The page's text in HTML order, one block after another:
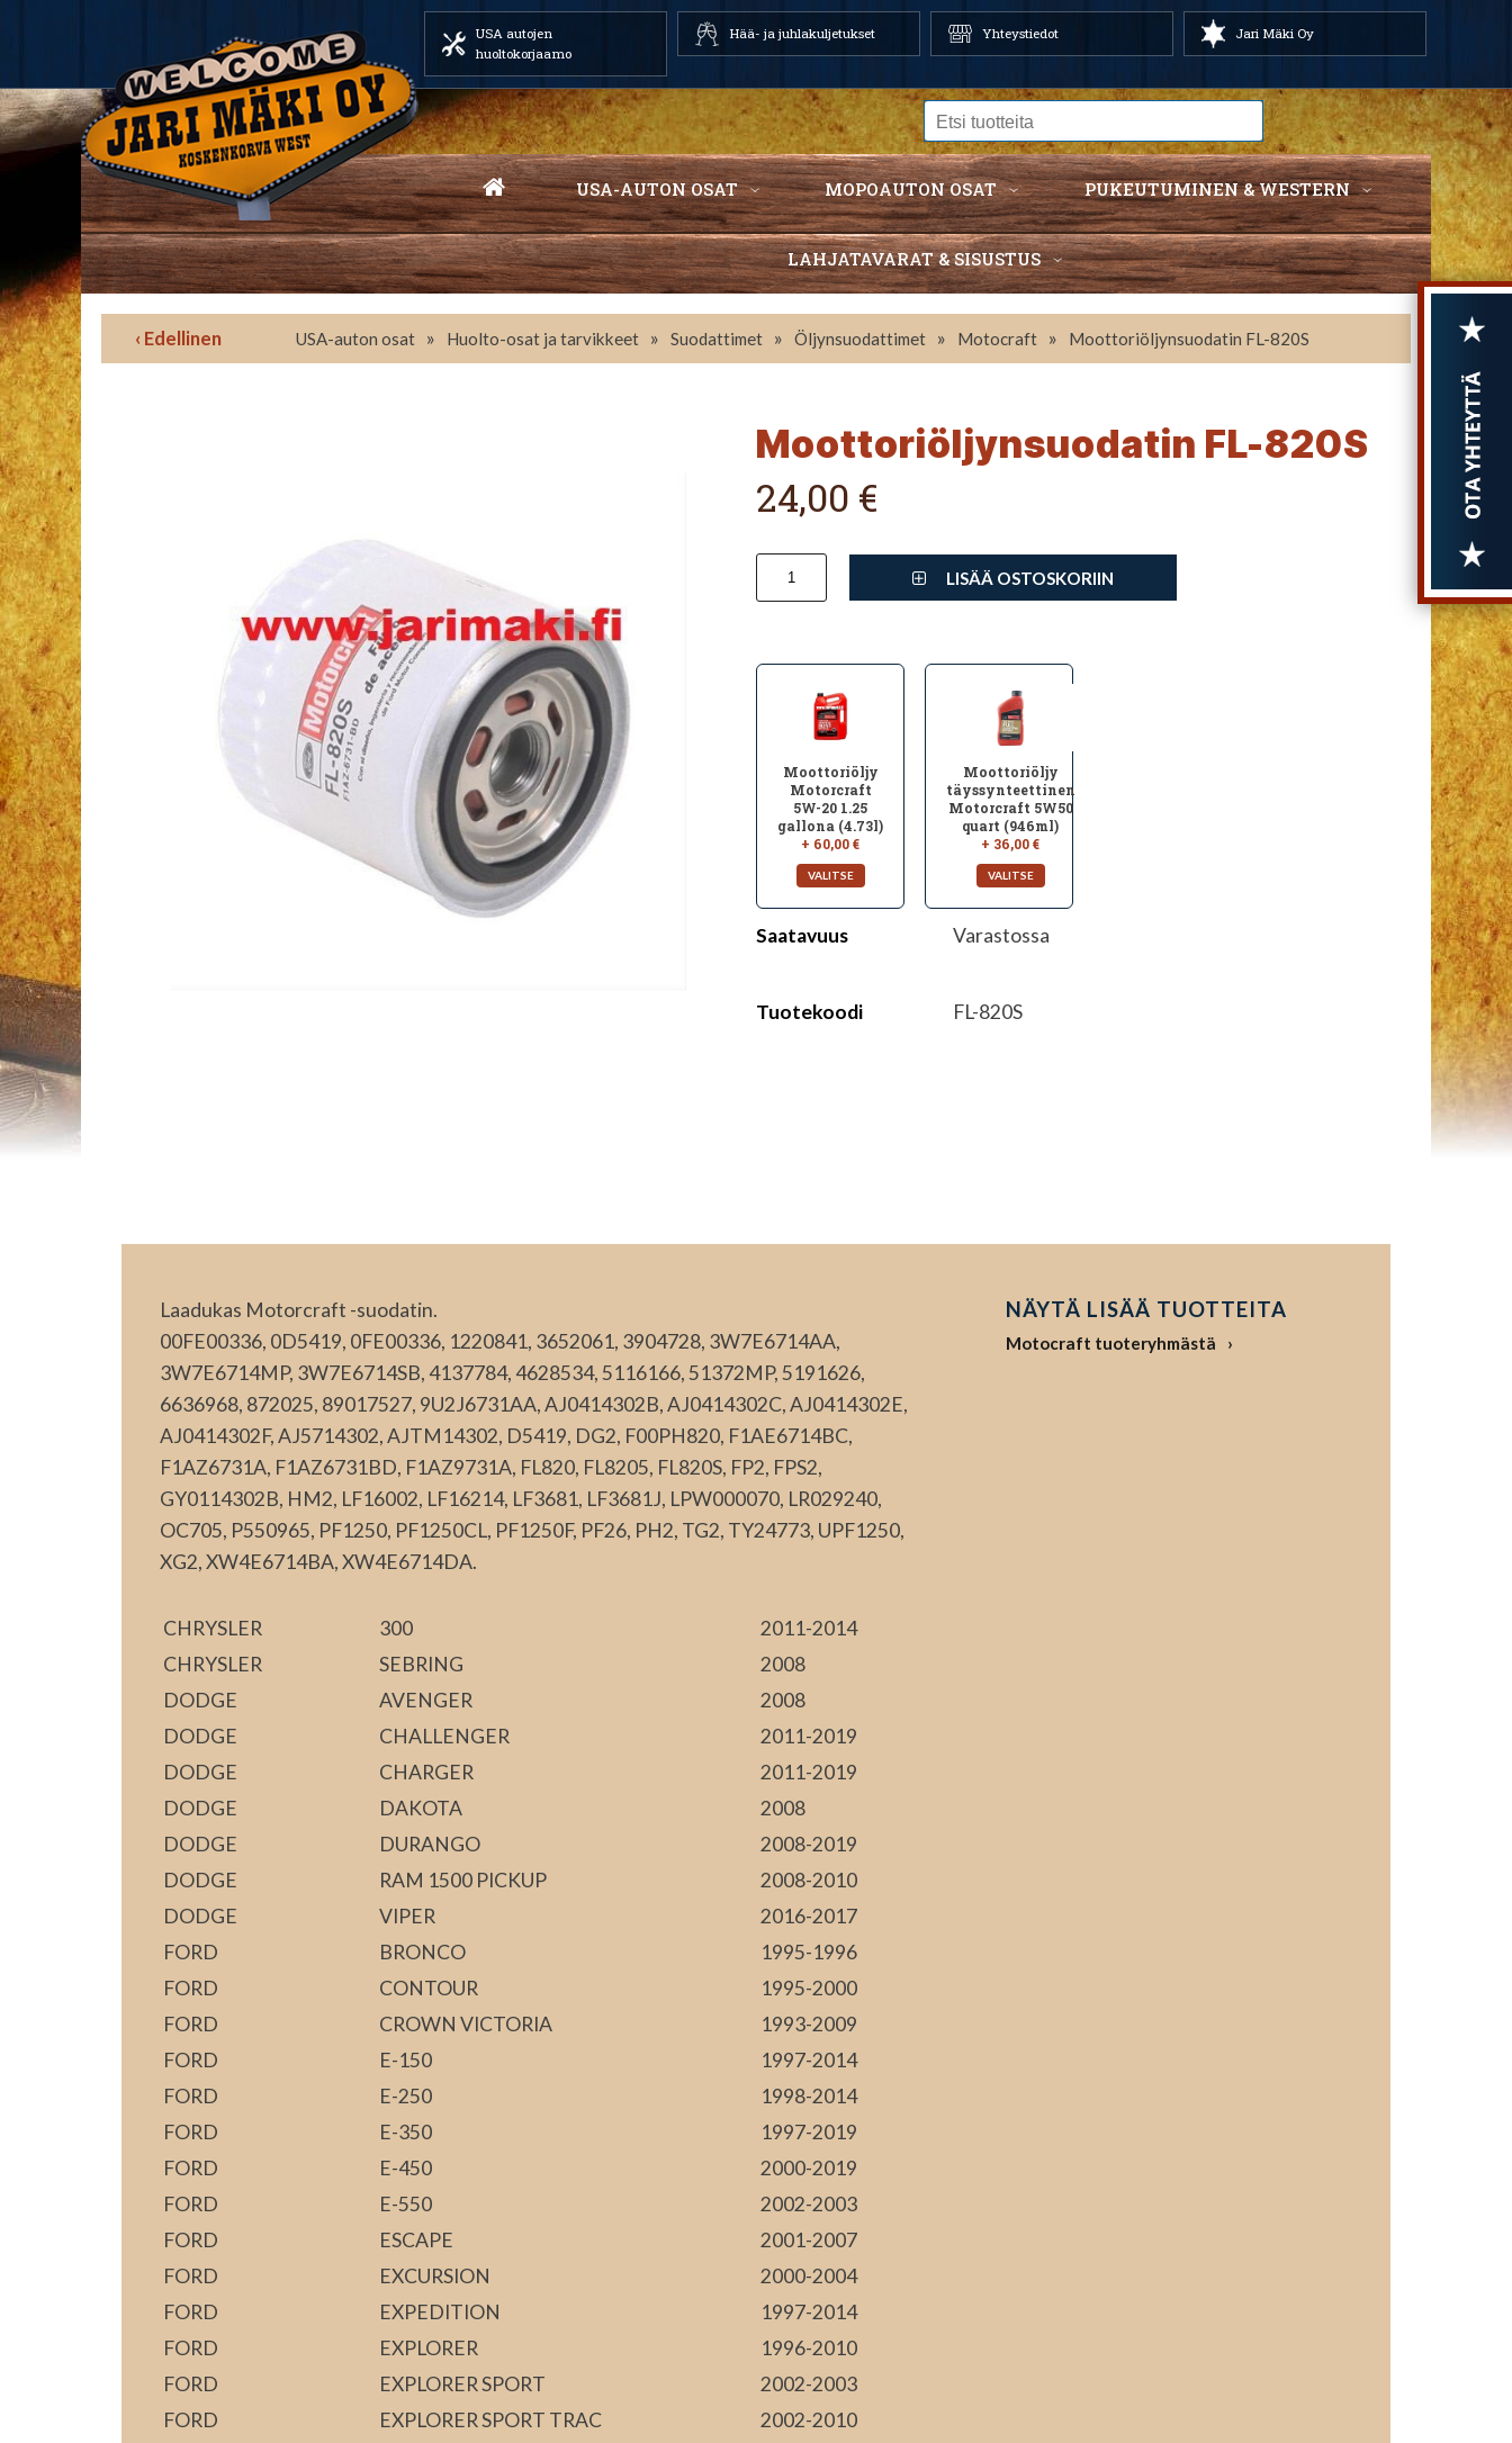
USA autojen
huoltokorjaamo
Hää- ja juhlakuljetukset Yhteystiedot Jari Mäki Oy
USA-AUTON OSAT MOPOAUTON OSAT PUKEUTUMINEN & WESTERN
LAHJATAVARAT & SISUSTUS
‹ Edellinen USA-auton osat » Huolto-osat ja tarvikkeet » Suodattimet » Öljynsuodattimet » Motocraft » Moottoriöljynsuodatin FL-820S
Moottoriöljynsuodatin FL-820S
24,00 €
LISÄÄ OSTOSKORIIN
Moottoriöljy
Motorcraft
5W-20 1.25
gallona (4.73l)
+ 60,00 €
Moottoriöljy
täyssynteettinen
Motorcraft 5W50
quart (946ml)
+ 36,00 €
Saatavuus Varastossa
Tuotekoodi FL-820S
Laadukas Motorcraft -suodatin.
00FE00336, 0D5419, 0FE00336, 1220841, 3652061, 3904728, 3W7E6714AA,
3W7E6714MP, 3W7E6714SB, 4137784, 4628534, 5116166, 51372MP, 5191626,
6636968, 872025, 89017527, 9U2J6731AA, AJ0414302B, AJ0414302C, AJ0414302E,
AJ0414302F, AJ5714302, AJTM14302, D5419, DG2, F00PH820, F1AE6714BC,
F1AZ6731A, F1AZ6731BD, F1AZ9731A, FL820, FL8205, FL820S, FP2, FPS2,
GY0114302B, HM2, LF16002, LF16214, LF3681, LF3681J, LPW000070, LR029240,
OC705, P550965, PF1250, PF1250CL, PF1250F, PF26, PH2, TG2, TY24773, UPF1250,
XG2, XW4E6714BA, XW4E6714DA.
CHRYSLER 300
2011-2014
CHRYSLER
SEBRING
2008
DODGE
AVENGER
2008
DODGE
CHALLENGER
2011-2019
DODGE
CHARGER
2011-2019
DODGE
DAKOTA
2008
DODGE
DURANGO
2008-2019
DODGE
RAM 1500 PICKUP
2008-2010
DODGE
VIPER
2016-2017
FORD
BRONCO
1995-1996
FORD
CONTOUR
1995-2000
FORD
CROWN VICTORIA
1993-2009
FORD
E-150
1997-2014
FORD
E-250
1998-2014
FORD
E-350
1997-2019
FORD
E-450
2000-2019
FORD
E-550
2002-2003
FORD
ESCAPE
2001-2007
FORD
EXCURSION
2000-2004
FORD
EXPEDITION
1997-2014
FORD
EXPLORER
1996-2010
FORD
EXPLORER SPORT
2002-2003
FORD
EXPLORER SPORT TRAC
2002-2010
NÄYTÄ LISÄÄ TUOTTEITA
Motocraft tuoteryhmästä